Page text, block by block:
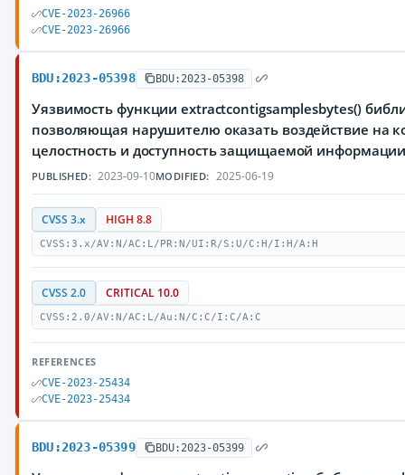
CVE-2023-26966
CVE-2023-26966
BDU:2023-05398 BDU:2023-05398
Уязвимость функции extractcontigsamplesbytes()
позволяющая нарушителю оказать воздействие на
целостность и доступность защищаемой
PUBLISHED: 2023-09-10MODIFIED: 2025-06-19
CVSS 3.x HIGH 8.8
CVSS:3.x/AV:N/AC:L/PR:N/UI:R/S:U/C:H/I:H/A:H
CVSS 2.0 CRITICAL 10.0
CVSS:2.0/AV:N/AC:L/Au:N/C:C/I:C/A:C
REFERENCES
CVE-2023-25434
CVE-2023-25434
BDU:2023-05399 BDU:2023-05399